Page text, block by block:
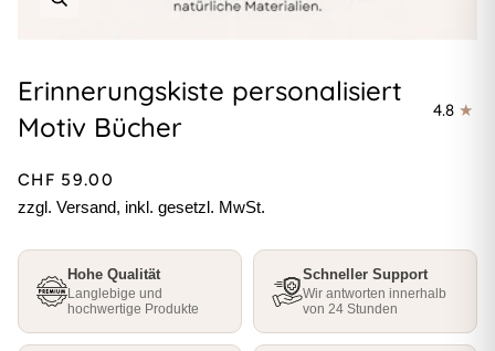
Erinnerungskiste personalisiert
Motiv Bücher
4.8
CHF 59.00
zzgl. Versand, inkl. gesetzl. MwSt.
Hohe Qualität
Langlebige und
hochwertige Produkte
Schneller Support
Wir antworten innerhalb
von 24 Stunden